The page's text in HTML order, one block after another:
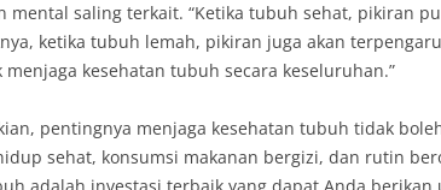
mental saling terkait. “Ketika tubuh sehat, pikiran
ketika tubuh lemah, pikiran juga akan
kesehatan tubuh secara keseluruhan.”
pentingnya menjaga kesehatan tubuh tidak
sehat, konsumsi makanan bergizi, dan rutin